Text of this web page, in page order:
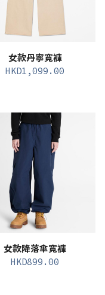
女款丹寧寬褲
HKD1,099.00
女款降落傘寬褲
HKD899.00